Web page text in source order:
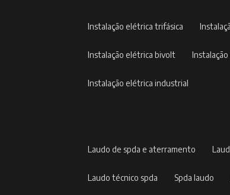
instalação elétrica trifásica
instalação elétrica bivolt
instalação elétrica industrial
laudo de spda e aterramento
laudo técnico spda spda laudo